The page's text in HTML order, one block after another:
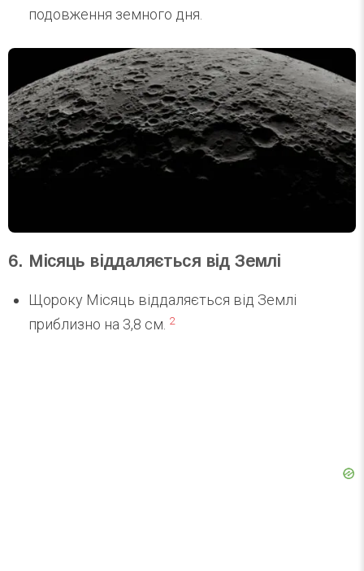
подовження земного дня.
6. Місяць віддаляється від Землі
Щороку Місяць віддаляється від Землі
приблизно на 3,8 см. 2